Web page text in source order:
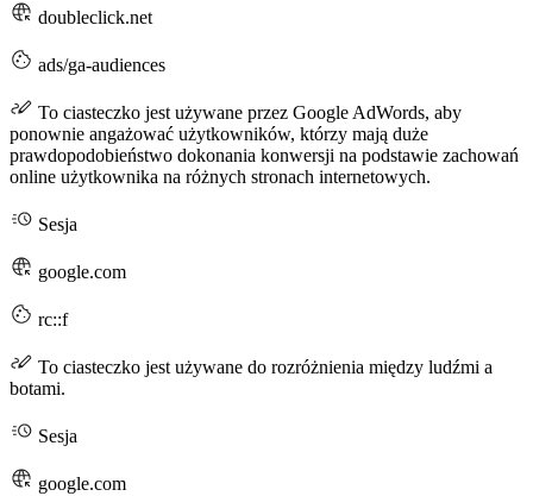
doubleclick.net
ads/ga-audiences
To ciasteczko jest używane przez Google AdWords, aby
ponownie angażować użytkowników, którzy mają duże
prawdopodobieństwo dokonania konwersji na podstawie zachowań
online użytkownika na różnych stronach internetowych.
Sesja
google.com
rc::f
To ciasteczko jest używane do rozróżnienia między ludźmi a
botami.
Sesja
google.com